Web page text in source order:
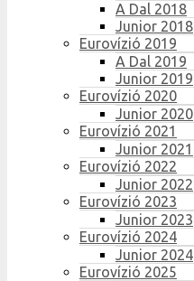
A Dal 2018
Junior 2018
Eurovízió 2019
A Dal 2019
Junior 2019
Eurovízió 2020
Junior 2020
Eurovízió 2021
Junior 2021
Eurovízió 2022
Junior 2022
Eurovízió 2023
Junior 2023
Eurovízió 2024
Junior 2024
Eurovízió 2025